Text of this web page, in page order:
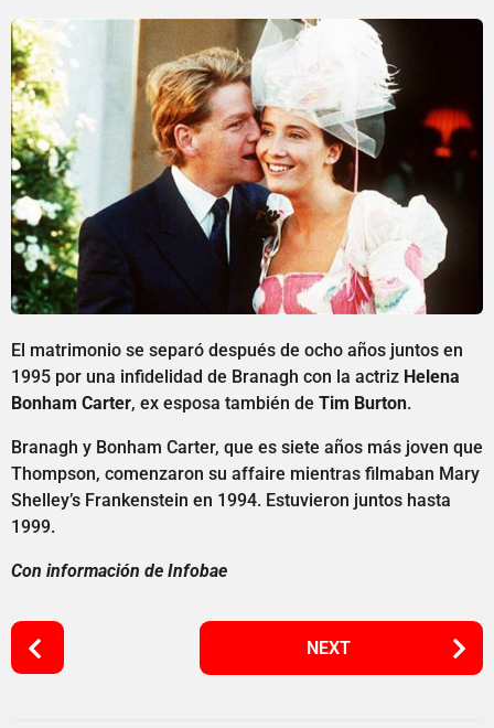
El matrimonio se separó después de ocho años juntos en
1995 por una infidelidad de Branagh con la actriz Helena
Bonham Carter, ex esposa también de Tim Burton.
Branagh y Bonham Carter, que es siete años más joven que
Thompson, comenzaron su affaire mientras filmaban Mary
Shelley’s Frankenstein en 1994. Estuvieron juntos hasta
1999.
Con información de Infobae
P
o
NEXT